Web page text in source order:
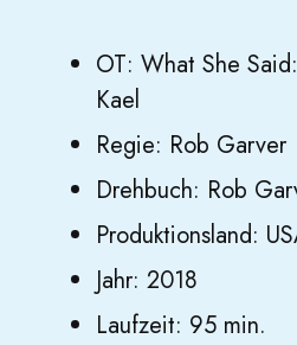
OT: What She
Kael
Regie: Rob Garver
Drehbuch: Rob
Produktionsland:
Jahr: 2018
Laufzeit: 95 min.